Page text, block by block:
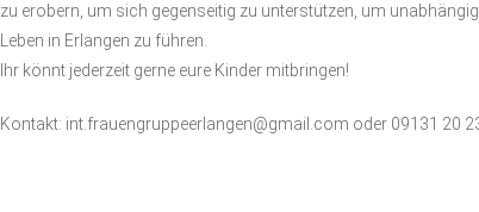
zu erobern, um sich gegenseitig zu unterstützen, um
Leben in Erlangen zu führen.
Ihr könnt jederzeit gerne eure Kinder mitbringen!
Kontakt: int.frauengruppeerlangen@gmail.com oder 09131 20